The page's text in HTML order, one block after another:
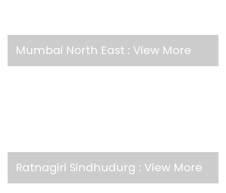
Mumbai North East : View More
Ratnagiri Sindhudurg : View More